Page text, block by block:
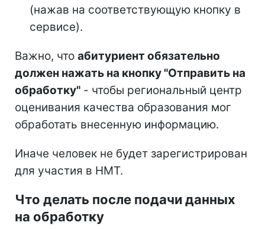
(нажав на соответствующую кнопку в
сервисе).
Важно, что абитуриент обязательно
должен нажать на кнопку "Отправить на
обработку" - чтобы региональный центр
оценивания качества образования мог
обработать внесенную информацию.
Иначе человек не будет зарегистрирован
для участия в НМТ.
Что делать после подачи данных
на обработку